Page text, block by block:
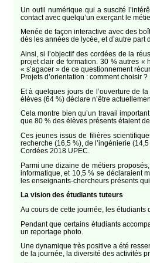
Un outil numérique qui a suscité
contact avec quelqu’un exerçant le
Menée de façon interactive avec des
dès les années de lycée, et d’autre
Ainsi, si l’objectif des cordées de la
projet clair de formation. 30 % autres «
« s’agacer » de ce questionnement
Projets d’orientation : comment choisir ?
Et à quelques jours de l’ouverture de
élèves (64 %) déclare n’être
Cela montre bien qu’un travail
que 80 % des élèves présents étaient
Ces jeunes issus de filières
recherche (16,5 %), de l’ingénierie
Cordées 2018 UPEC.
Parmi une dizaine de métiers
informatique, et 10,5 % se déclaraient
les enseignants-chercheurs présents
La vision des étudiants tuteurs
Au cours de cette journée, les étudiants
Pendant que certains étudiants
un reportage photo.
Une dynamique très positive a été
de la journée, la diversité des activités